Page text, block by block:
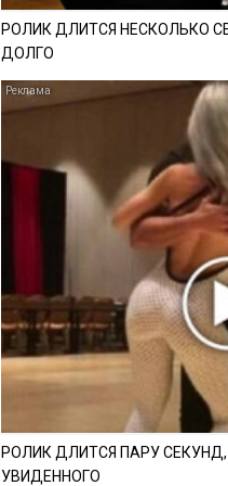
РОЛИК ДЛИТСЯ НЕСКОЛЬКО
ДОЛГО
РОЛИК ДЛИТСЯ ПАРУ
УВИДЕННОГО